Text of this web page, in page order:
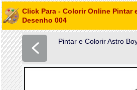
Click Para - Colorir Online Pintar
Desenho 004
Pintar e Colorir Astro